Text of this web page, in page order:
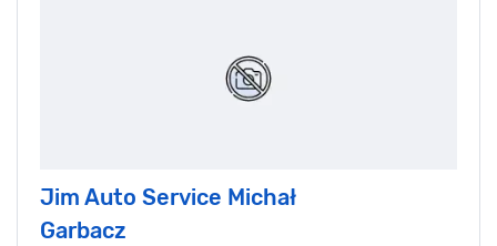
Jim Auto Service Michał
Garbacz